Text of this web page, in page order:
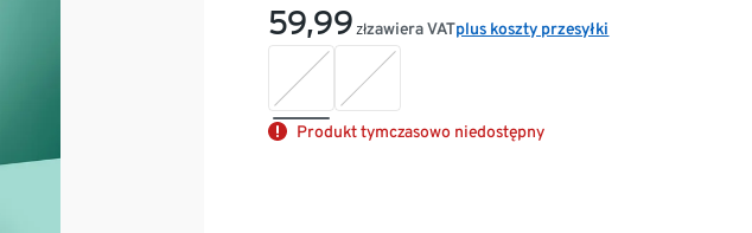
59,99 złzawiera VATplus koszty przesyłki
Produkt tymczasowo niedostępny